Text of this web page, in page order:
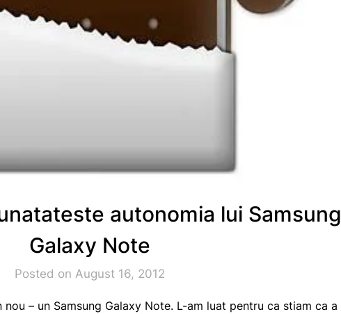
autonomia lui Samsung
Galaxy Note
Posted on August 16, 2012
– un Samsung Galaxy Note. L-am luat pentru ca stiam ca a